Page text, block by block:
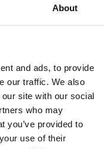
About
and ads, to provide
our traffic. We also
site with our social
who may
you’ve provided to
use of their
桌”